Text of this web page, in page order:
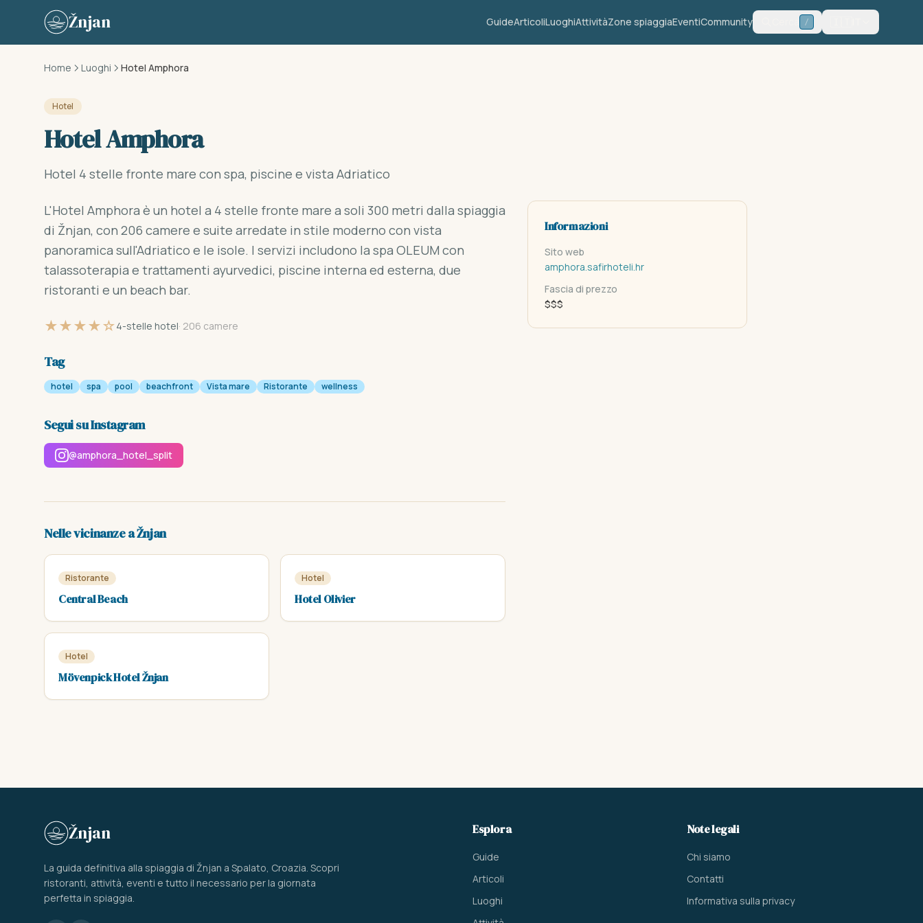
Skip to content
Žnjan GuideArticoliLuoghiAttivitàZone spiaggiaEventiCommunity /
Home Luoghi Hotel Amphora
Hotel
Hotel Amphora
Hotel 4 stelle fronte mare con spa, piscine e vista Adriatico
L'Hotel Amphora è un hotel a 4 stelle fronte mare a soli 300 metri dalla spiaggia
di Žnjan, con 206 camere e suite arredate in stile moderno con vista
panoramica sull'Adriatico e le isole. I servizi includono la spa OLEUM con
talassoterapia e trattamenti ayurvedici, piscine interna ed esterna, due
ristoranti e un beach bar.
★★★★☆4-stelle hotel· 206 camere
Tag
hotel spa pool beachfront Vista mare Ristorante wellness
Segui su Instagram
@amphora_hotel_split
Nelle vicinanze a Žnjan
Ristorante
Central Beach
Hotel
Hotel Olivier
Hotel
Mövenpick Hotel Žnjan
Informazioni
Sito web
amphora.safirhoteli.hr
Fascia di prezzo
$$$
Žnjan
La guida definitiva alla spiaggia di Žnjan a Spalato, Croazia. Scopri
ristoranti, attività, eventi e tutto il necessario per la giornata
perfetta in spiaggia.
Esplora
Guide
Articoli
Luoghi
Note legali
Chi siamo
Contatti
Informativa sulla privacy